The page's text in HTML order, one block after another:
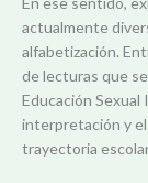
actualmente
alfabetización.
de lecturas que
Educación Sexual
interpretación y
trayectoria